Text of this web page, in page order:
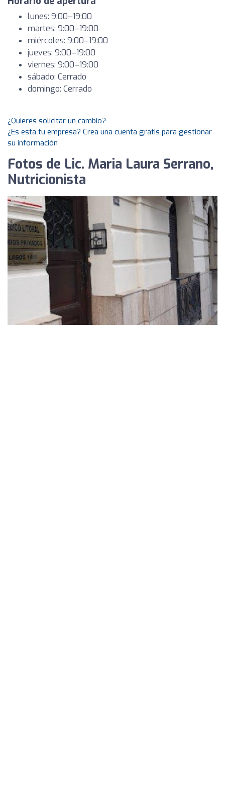
lunes: 9:00–19:00
martes: 9:00–19:00
miércoles: 9:00–19:00
jueves: 9:00–19:00
viernes: 9:00–19:00
sábado: Cerrado
domingo: Cerrado
¿Quieres solicitar un cambio?
¿Es esta tu empresa? Crea una cuenta gratis para gestionar
su información
Fotos de Lic. Maria Laura Serrano,
Nutricionista